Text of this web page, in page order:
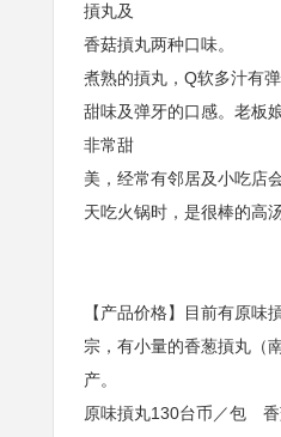
摃丸及
香菇摃丸两种口味。
煮熟的摃丸，Q软多汁有
甜味及弹牙的口感。老板
非常甜
美，经常有邻居及小吃店
天吃火锅时，是很棒的高汤
【产品价格】目前有原味
宗，有小量的香葱摃丸（
产。
原味摃丸130台币／包